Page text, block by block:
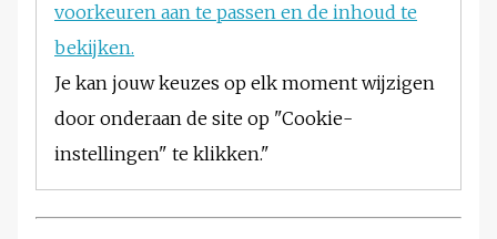
voorkeuren aan te passen en de inhoud te
bekijken.
Je kan jouw keuzes op elk moment wijzigen
door onderaan de site op "Cookie-
instellingen" te klikken."